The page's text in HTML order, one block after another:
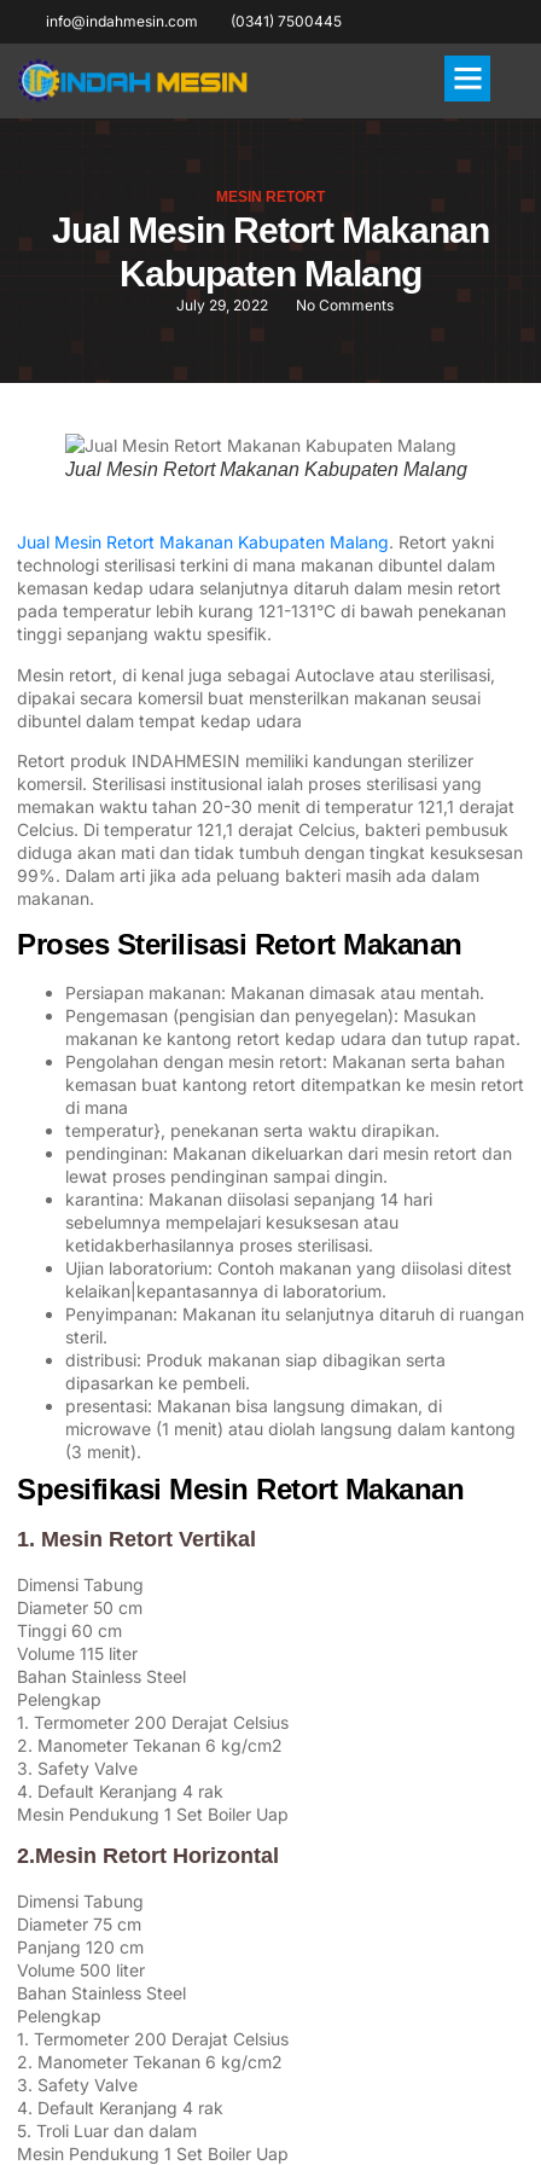
info@indahmesin.com (0341) 7500445
MESIN RETORT
Jual Mesin Retort Makanan
Kabupaten Malang
July 29, 2022 No Comments
Jual Mesin Retort Makanan Kabupaten Malang
Jual Mesin Retort Makanan Kabupaten Malang. Retort yakni
technologi sterilisasi terkini di mana makanan dibuntel dalam
kemasan kedap udara selanjutnya ditaruh dalam mesin retort
pada temperatur lebih kurang 121-131°C di bawah penekanan
tinggi sepanjang waktu spesifik.
Mesin retort, di kenal juga sebagai Autoclave atau sterilisasi,
dipakai secara komersil buat mensterilkan makanan seusai
dibuntel dalam tempat kedap udara
Retort produk INDAHMESIN memiliki kandungan sterilizer
komersil. Sterilisasi institusional ialah proses sterilisasi yang
memakan waktu tahan 20-30 menit di temperatur 121,1 derajat
Celcius. Di temperatur 121,1 derajat Celcius, bakteri pembusuk
diduga akan mati dan tidak tumbuh dengan tingkat kesuksesan
99%. Dalam arti jika ada peluang bakteri masih ada dalam
makanan.
Proses Sterilisasi Retort Makanan
Persiapan makanan: Makanan dimasak atau mentah.
Pengemasan (pengisian dan penyegelan): Masukan
makanan ke kantong retort kedap udara dan tutup rapat.
Pengolahan dengan mesin retort: Makanan serta bahan
kemasan buat kantong retort ditempatkan ke mesin retort
di mana
temperatur}, penekanan serta waktu dirapikan.
pendinginan: Makanan dikeluarkan dari mesin retort dan
lewat proses pendinginan sampai dingin.
karantina: Makanan diisolasi sepanjang 14 hari
sebelumnya mempelajari kesuksesan atau
ketidakberhasilannya proses sterilisasi.
Ujian laboratorium: Contoh makanan yang diisolasi ditest
kelaikan|kepantasannya di laboratorium.
Penyimpanan: Makanan itu selanjutnya ditaruh di ruangan
steril.
distribusi: Produk makanan siap dibagikan serta
dipasarkan ke pembeli.
presentasi: Makanan bisa langsung dimakan, di
microwave (1 menit) atau diolah langsung dalam kantong
(3 menit).
Spesifikasi Mesin Retort Makanan
1. Mesin Retort Vertikal
Dimensi Tabung
Diameter 50 cm
Tinggi 60 cm
Volume 115 liter
Bahan Stainless Steel
Pelengkap
1. Termometer 200 Derajat Celsius
2. Manometer Tekanan 6 kg/cm2
3. Safety Valve
4. Default Keranjang 4 rak
Mesin Pendukung 1 Set Boiler Uap
2.Mesin Retort Horizontal
Dimensi Tabung
Diameter 75 cm
Panjang 120 cm
Volume 500 liter
Bahan Stainless Steel
Pelengkap
1. Termometer 200 Derajat Celsius
2. Manometer Tekanan 6 kg/cm2
3. Safety Valve
4. Default Keranjang 4 rak
5. Troli Luar dan dalam
Mesin Pendukung 1 Set Boiler Uap